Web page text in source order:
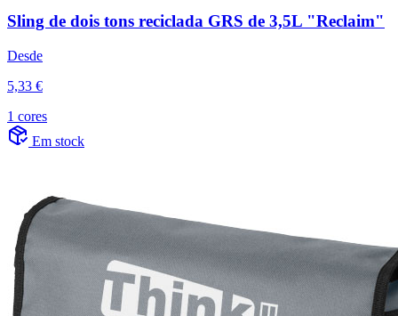
Sling de dois tons reciclada GRS de 3,5L "Reclaim"
Desde
5,33 €
1 cores
Em stock